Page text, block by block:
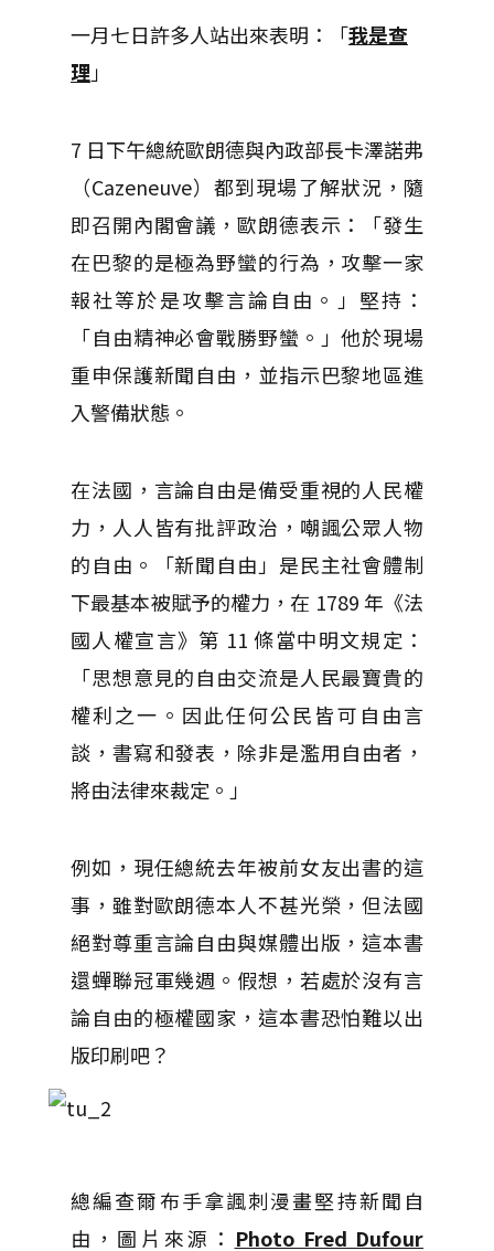
一月七日許多人站出來表明：「我是查
理 」
7 日下午總統歐朗德與內政部長卡澤諾弗
（Cazeneuve）都到現場了解狀況，隨
即召開內閣會議，歐朗德表示：「發生
在巴黎的是極為野蠻的行為，攻擊一家
報社等於是攻擊言論自由。」堅持：
「自由精神必會戰勝野蠻。」他於現場
重申保護新聞自由，並指示巴黎地區進
入警備狀態。
在法國，言論自由是備受重視的人民權
力，人人皆有批評政治，嘲諷公眾人物
的自由。「新聞自由」是民主社會體制
下最基本被賦予的權力，在 1789 年《法
國人權宣言》第 11 條當中明文規定：
「思想意見的自由交流是人民最寶貴的
權利之一。因此任何公民皆可自由言
談，書寫和發表，除非是濫用自由者，
將由法律來裁定。」
例如，現任總統去年被前女友出書的這
事，雖對歐朗德本人不甚光榮，但法國
絕對尊重言論自由與媒體出版，這本書
還蟬聯冠軍幾週。假想，若處於沒有言
論自由的極權國家，這本書恐怕難以出
版印刷吧？
總編查爾布手拿諷刺漫畫堅持新聞自
由，圖片來源： Photo Fred Dufour